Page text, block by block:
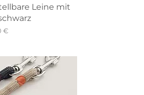
Leine mit
€